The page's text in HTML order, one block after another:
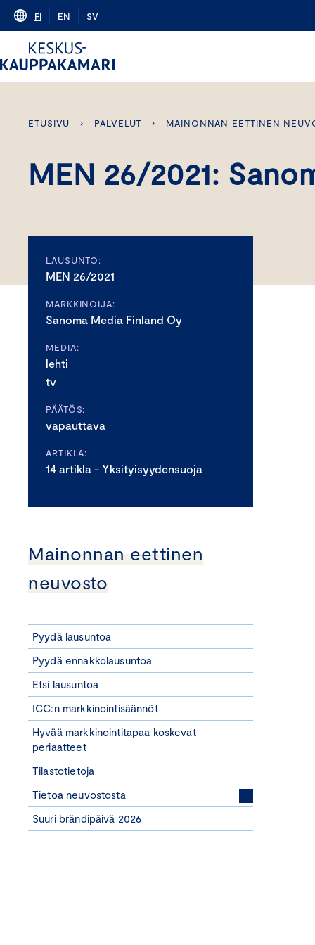
Skip
content
FI EN SV
ETUSIVU › PALVELUT › MAINONNAN EETTINEN
MEN 26/2021:
LAUSUNTO:
MEN 26/2021
MARKKINOIJA:
Sanoma Media Finland Oy
MEDIA:
lehti
tv
PÄÄTÖS:
vapauttava
ARTIKLA:
14 artikla - Yksityisyydensuoja
Mainonnan eettinen
neuvosto
Pyydä lausuntoa
Pyydä ennakkolausuntoa
Etsi lausuntoa
ICC:n markkinointisäännöt
Hyvää markkinointitapaa koskevat
periaatteet
Tilastotietoja
Tietoa neuvostosta
Suuri brändipäivä 2026